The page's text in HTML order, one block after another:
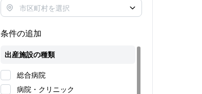
条件の追加
出産施設の種類
総合病院
病院・クリニック